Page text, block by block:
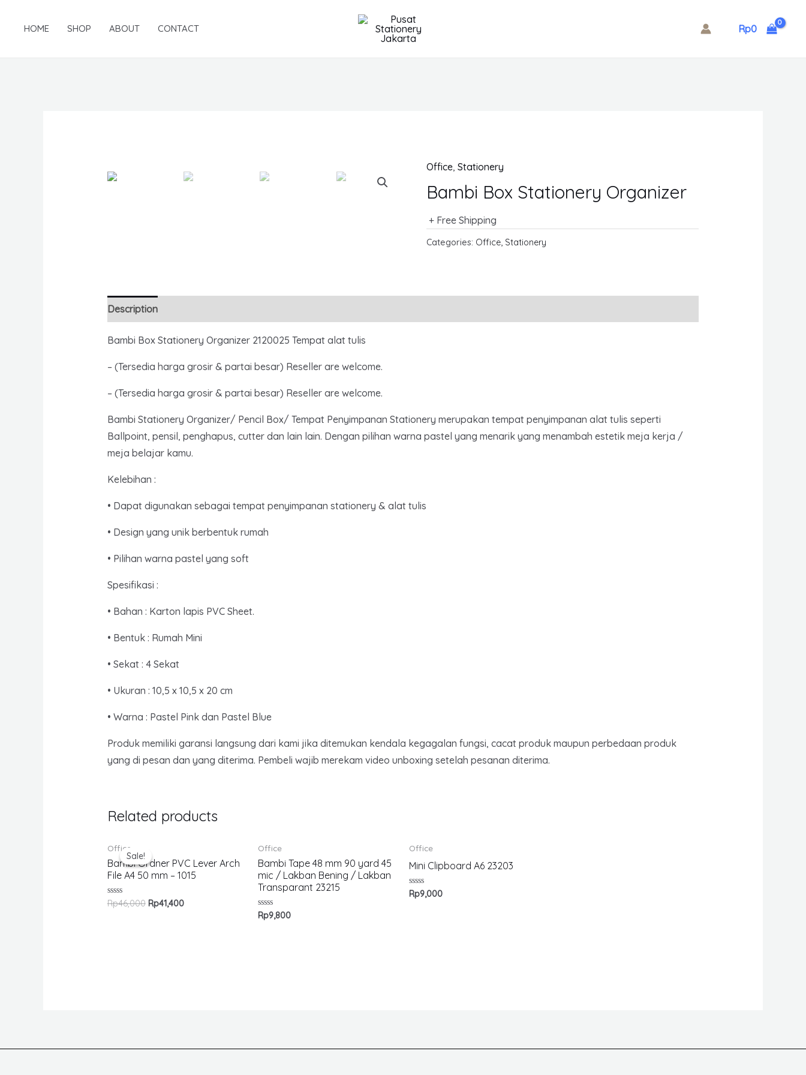
HOME SHOP ABOUT CONTACT Rp0
Office,Stationery
Bambi Box Stationery Organizer
+ Free Shipping
Categories: Office, Stationery
Description
Bambi Box Stationery Organizer 2120025 Tempat alat tulis
– (Tersedia harga grosir & partai besar) Reseller are welcome.
– (Tersedia harga grosir & partai besar) Reseller are welcome.
Bambi Stationery Organizer/ Pencil Box/ Tempat Penyimpanan Stationery merupakan tempat penyimpanan alat tulis seperti
Ballpoint, pensil, penghapus, cutter dan lain lain. Dengan pilihan warna pastel yang menarik yang menambah estetik meja kerja /
meja belajar kamu.
Kelebihan :
• Dapat digunakan sebagai tempat penyimpanan stationery & alat tulis
• Design yang unik berbentuk rumah
• Pilihan warna pastel yang soft
Spesifikasi :
• Bahan : Karton lapis PVC Sheet.
• Bentuk : Rumah Mini
• Sekat : 4 Sekat
• Ukuran : 10,5 x 10,5 x 20 cm
• Warna : Pastel Pink dan Pastel Blue
Produk memiliki garansi langsung dari kami jika ditemukan kendala kegagalan fungsi, cacat produk maupun perbedaan produk
yang di pesan dan yang diterima. Pembeli wajib merekam video unboxing setelah pesanan diterima.
Related products
Sale!
Sale!
Office
Bambi Ordner PVC Lever Arch
File A4 50 mm – 1015
Rated
Rp46,000 Rp41,400
Office
Bambi Tape 48 mm 90 yard 45
mic / Lakban Bening / Lakban
Transparant 23215
Rated
Rp9,800
Office
Mini Clipboard A6 23203
Rated
Rp9,000